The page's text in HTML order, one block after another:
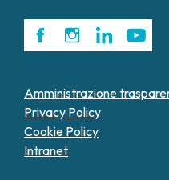
Amministrazione
Privacy Policy
Cookie Policy
Intranet